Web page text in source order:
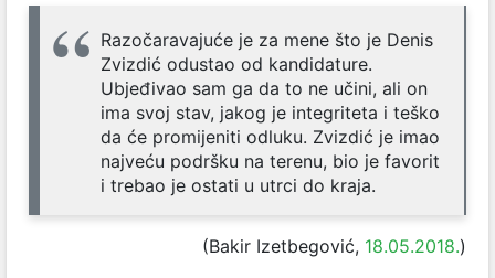
Razočaravajuće je za mene što je Denis
Zvizdić odustao od kandidature.
Ubjeđivao sam ga da to ne učini, ali on
ima svoj stav, jakog je integriteta i teško
da će promijeniti odluku. Zvizdić je imao
najveću podršku na terenu, bio je favorit
i trebao je ostati u utrci do kraja.
(Bakir Izetbegović, 18.05.2018.)